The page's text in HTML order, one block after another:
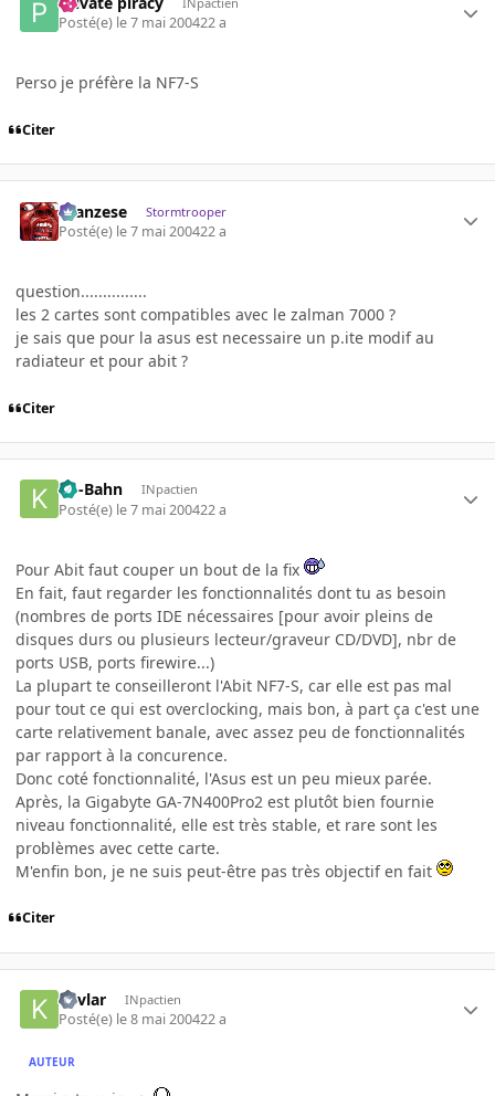
Posté(e) le 7 mai 200422 a
Perso je préfère la NF7-S
Citer
ilcanzese Stormtrooper
Posté(e) le 7 mai 200422 a
question...............
les 2 cartes sont compatibles avec le zalman 7000 ?
je sais que pour la asus est necessaire un p.ite modif au
radiateur et pour abit ?
Citer
Ko-Bahn INpactien
Posté(e) le 7 mai 200422 a
Pour Abit faut couper un bout de la fix
En fait, faut regarder les fonctionnalités dont tu as besoin
(nombres de ports IDE nécessaires [pour avoir pleins de
disques durs ou plusieurs lecteur/graveur CD/DVD], nbr de
ports USB, ports firewire...)
La plupart te conseilleront l'Abit NF7-S, car elle est pas mal
pour tout ce qui est overclocking, mais bon, à part ça c'est une
carte relativement banale, avec assez peu de fonctionnalités
par rapport à la concurence.
Donc coté fonctionnalité, l'Asus est un peu mieux parée.
Après, la Gigabyte GA-7N400Pro2 est plutôt bien fournie
niveau fonctionnalité, elle est très stable, et rare sont les
problèmes avec cette carte.
M'enfin bon, je ne suis peut-être pas très objectif en fait
Citer
Kevlar INpactien
Posté(e) le 8 mai 200422 a
AUTEUR